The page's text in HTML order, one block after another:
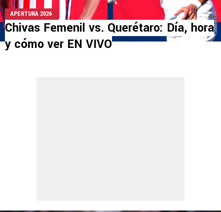
APERTURA 2026
Chivas Femenil vs. Querétaro: Día, hora
y cómo ver EN VIVO